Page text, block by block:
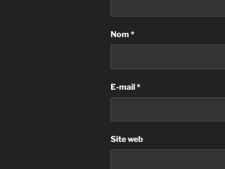
Nom *
E-mail*
Site web